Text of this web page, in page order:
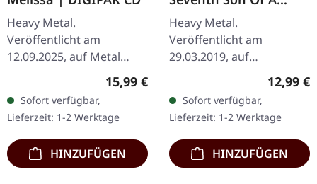
Heavy Metal.
Veröffentlicht am
12.09.2025, auf Metal
Blade Records. CD im
DigiPak. "Melissa" ist ein
monumentales Kapitel in
den Annalen der…
Regulärer Preis:
15,99 €
Sofort verfügbar,
Lieferzeit: 1-2 Werktage
HINZUFÜGEN
Seventh Son
(Remastered) |
DIGIPAK CD
Heavy Metal.
Veröffentlicht am
29.03.2019, auf
Parlophone Records.
Remastered, CD im
DigiPak.. Das Album
"Seventh Son of a Seventh
Son" von Iron…
12,99 €
Sofort verfügbar,
Lieferzeit: 1-2 Werktage
HINZUFÜGEN